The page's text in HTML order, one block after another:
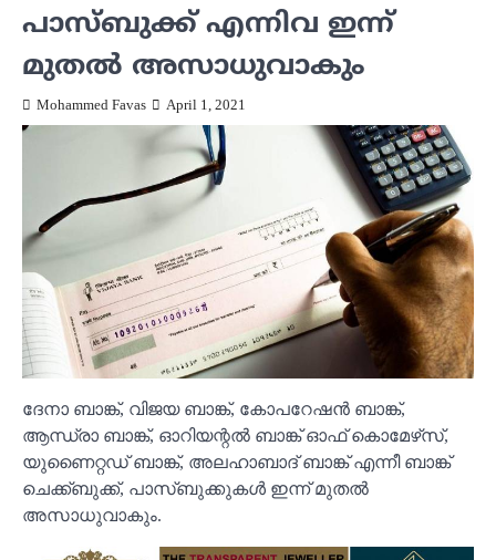
പാസ്ബുക്ക് എന്നിവ ഇന്ന്
മുതൽ അസാധുവാകും
Mohammed Favas April 1, 2021
ദേനാ ബാങ്ക്, വിജയ ബാങ്ക്, കോപറേഷൻ ബാങ്ക്,
ആന്ധ്രാ ബാങ്ക്, ഓറിയന്റൽ ബാങ്ക് ഓഫ് കൊമേഴ്‌സ്,
യുണൈറ്റഡ് ബാങ്ക്, അലഹാബാദ് ബാങ്ക് എന്നീ ബാങ്ക്
ചെക്ക്ബുക്ക്, പാസ്ബുക്കുകൾ ഇന്ന് മുതൽ
അസാധുവാകും.